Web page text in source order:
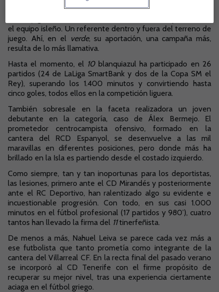
Santana es historia viva del CD Tenerife. Hoy por hoy es el
el equipo isleño. Un referente dentro y fuera del terreno de
juego. Ahí, en el verde, su aportación, una campaña más,
resulta de lo más llamativa.
Hasta el momento, el 10blanquiazul ha participado en 26
partidos (24 de LaLiga SmartBank y dos de la Copa SM el
Rey), superando los 1.400 minutos y convirtiendo hasta
cinco goles, todos ellos en la competición liguera.
También sobresale en la faceta realizadora un joven
debutante en la categoría, caso de Álex Bermejo. El
prometedor centrocampista ofensivo, formado en la
cantera del RCD Espanyol, se desenvuelve a las mil
maravillas en diferentes posiciones, pero donde más ha
brillado en la Isla es partiendo desde el costado izquierdo.
Como siempre, tan y tan inoportunas para los deportistas,
las lesiones, primero ante el CD Mirandés y posteriormente
ante el RC Deportivo, han ralentizado algo su evidente e
incuestionable progresión. Con todo, en sus casi 1.000
minutos en el fútbol profesional (17 partidos y 980’), cuatro
tantos han llevado la firma del 11tinerfeñista.
De menos a más, Nahuel Leiva se parece cada vez más a
ese futbolista que tanto prometía como integrante de la
cantera del Villarreal CF. En la recta final del pasado verano
se incorporó al CD Tenerife con el firme propósito de
recuperar su mejor nivel, tras una experiencia ciertamente
aciaga en el fútbol griego.